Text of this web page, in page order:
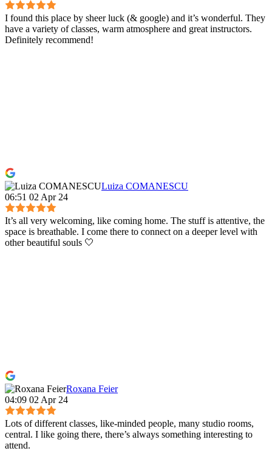
I found this place by sheer luck (& google) and it’s wonderful. They
have a variety of classes, warm atmosphere and great instructors.
Definitely recommend!
Luiza COMANESCU
06:51 02 Apr 24
It’s all very welcoming, like coming home. The stuff is attentive, the
space is breathable. I come there to connect on a deeper level with
other beautiful souls 🤍
Roxana Feier
04:09 02 Apr 24
Lots of different classes, like-minded people, many studio rooms,
central. I like going there, there’s always something interesting to
attend.